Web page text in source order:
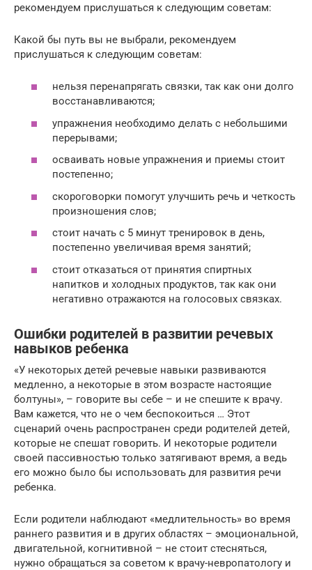
рекомендуем прислушаться к следующим советам:
Какой бы путь вы не выбрали, рекомендуем
прислушаться к следующим советам:
нельзя перенапрягать связки, так как они долго
восстанавливаются;
упражнения необходимо делать с небольшими
перерывами;
осваивать новые упражнения и приемы стоит
постепенно;
скороговорки помогут улучшить речь и четкость
произношения слов;
стоит начать с 5 минут тренировок в день,
постепенно увеличивая время занятий;
стоит отказаться от принятия спиртных
напитков и холодных продуктов, так как они
негативно отражаются на голосовых связках.
Ошибки родителей в развитии речевых
навыков ребенка
«У некоторых детей речевые навыки развиваются
медленно, а некоторые в этом возрасте настоящие
болтуны», – говорите вы себе – и не спешите к врачу.
Вам кажется, что не о чем беспокоиться … Этот
сценарий очень распространен среди родителей детей,
которые не спешат говорить. И некоторые родители
своей пассивностью только затягивают время, а ведь
его можно было бы использовать для развития речи
ребенка.
Если родители наблюдают «медлительность» во время
раннего развития и в других областях – эмоциональной,
двигательной, когнитивной – не стоит стесняться,
нужно обращаться за советом к врачу-невропатологу и